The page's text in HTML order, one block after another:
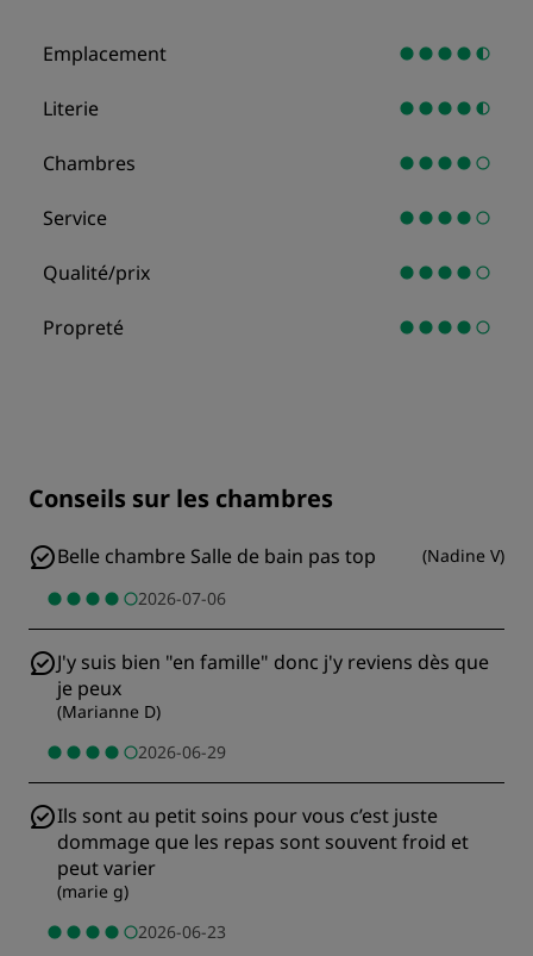
Emplacement
Literie
Chambres
Service
Qualité/prix
Propreté
Conseils sur les chambres
Belle chambre Salle de bain pas top (Nadine V)
2026-07-06
J'y suis bien "en famille" donc j'y reviens dès que
je peux
(Marianne D)
2026-06-29
Ils sont au petit soins pour vous c’est juste
dommage que les repas sont souvent froid et
peut varier
(marie g)
2026-06-23